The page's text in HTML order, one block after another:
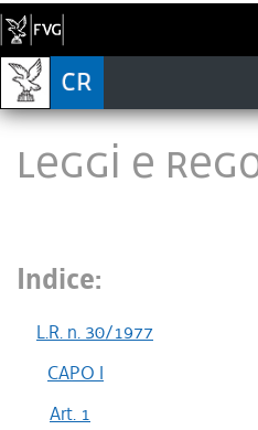
LEGGI E
Indice:
L.R. n. 30/1977
CAPO I
Art. 1